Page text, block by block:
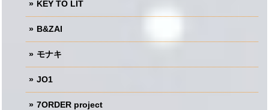
KEY TO LIT
B&ZAI
モナキ
JO1
7ORDER project